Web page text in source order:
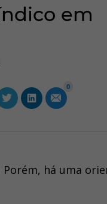
em
0
há uma